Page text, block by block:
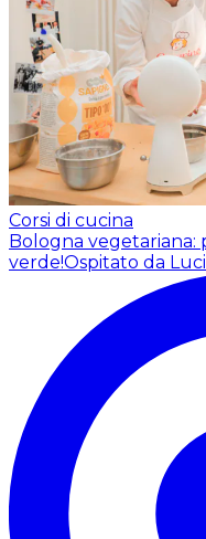
Corsi di cucina
Bologna vegetariana:
verde!Ospitato da